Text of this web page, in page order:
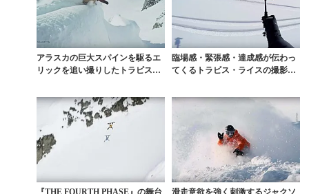
アラスカの巨大スパインを駆るエ
リックを追い撮りしたトラビスの
臨場感・緊張感・達成感が伝わっ
てくるトラビス・ライスの撮影舞
『THE FOURTH PHASE』の舞台
滑走意欲を強く刺激するジャクソ